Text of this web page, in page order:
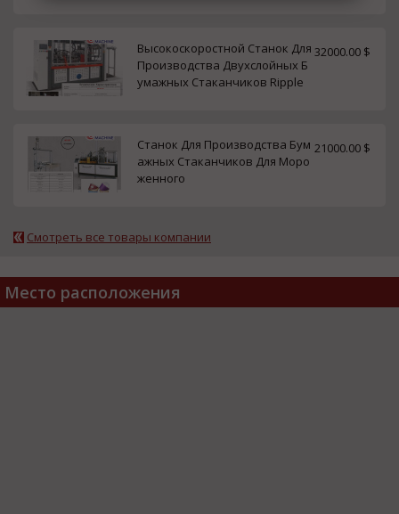
Высокоскоростной Станок Для
Производства Двухслойных Б
умажных Стаканчиков Ripple
32000.00 $
Станок Для Производства Бум
ажных Стаканчиков Для Моро
женного
21000.00 $
Смотреть все товары компании
Место расположения